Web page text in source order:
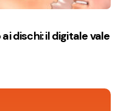
dischi: il digitale vale